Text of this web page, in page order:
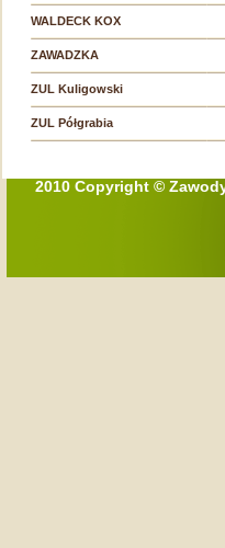
WALDECK KOX
ZAWADZKA
ZUL Kuligowski
ZUL Półgrabia
2010 Copyright ©